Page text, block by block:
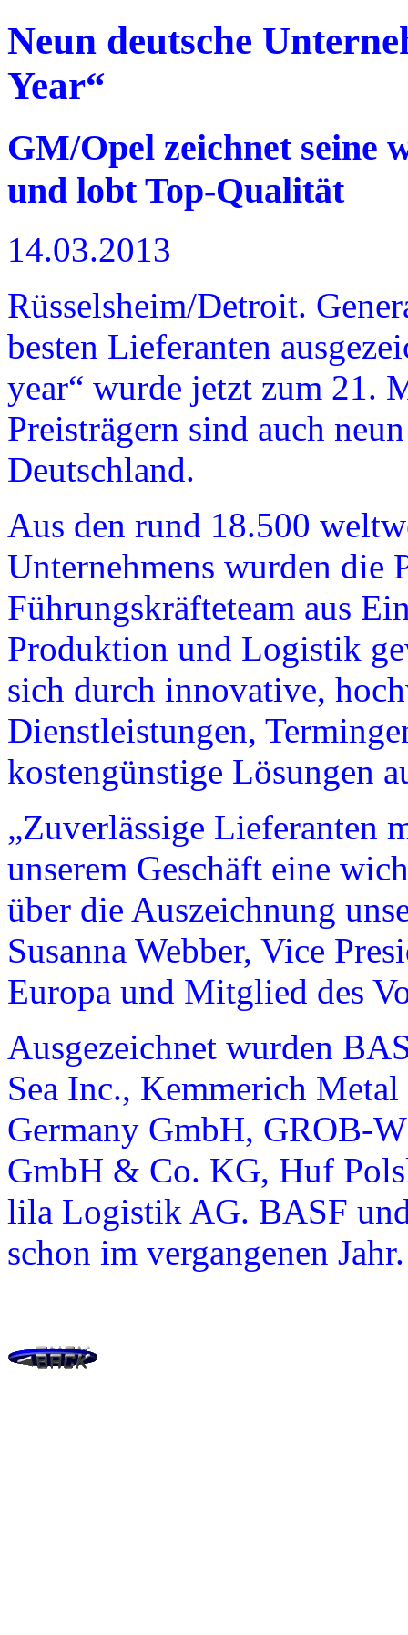
Neun deutsche
Year“
GM/Opel zeichnet seine
und lobt Top-Qualität
14.03.2013
Rüsselsheim/Detroit.
besten Lieferanten
year“ wurde jetzt zum 21.
Preisträgern sind auch
Deutschland.
Aus den rund 18.500
Unternehmens wurden die
Führungskräfteteam aus
Produktion und Logistik
sich durch innovative,
Dienstleistungen,
kostengünstige Lösungen
„Zuverlässige Lieferanten
unserem Geschäft eine
über die Auszeichnung
Susanna Webber, Vice
Europa und Mitglied des
Ausgezeichnet wurden
Sea Inc., Kemmerich
Germany GmbH, GROB-
GmbH & Co. KG, Huf
lila Logistik AG. BASF
schon im vergangenen Jahr.